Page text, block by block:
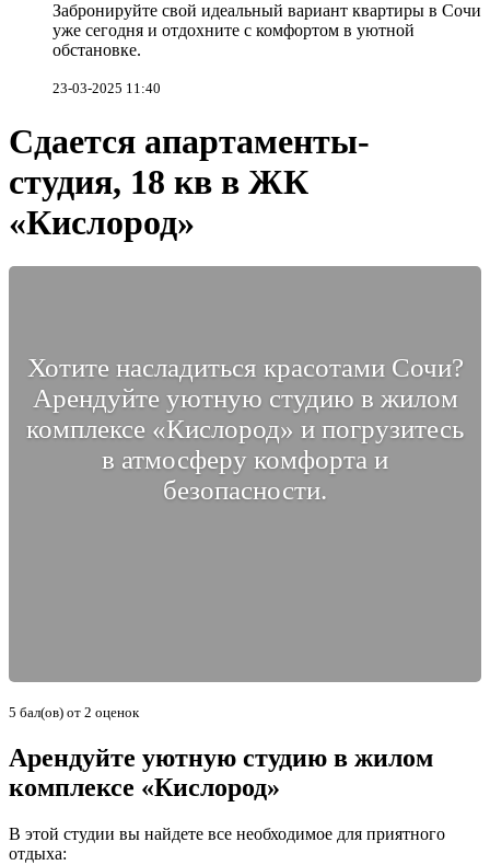
Забронируйте свой идеальный вариант квартиры в Сочи
уже сегодня и отдохните с комфортом в уютной
обстановке.
23-03-2025 11:40
Сдается апартаменты-
студия, 18 кв в ЖК
«Кислород»
Хотите насладиться красотами Сочи?
Арендуйте уютную студию в жилом
комплексе «Кислород» и погрузитесь
в атмосферу комфорта и
безопасности.
5 бал(ов) от 2 оценок
Арендуйте уютную студию в жилом
комплексе «Кислород»
В этой студии вы найдете все необходимое для приятного
отдыха: